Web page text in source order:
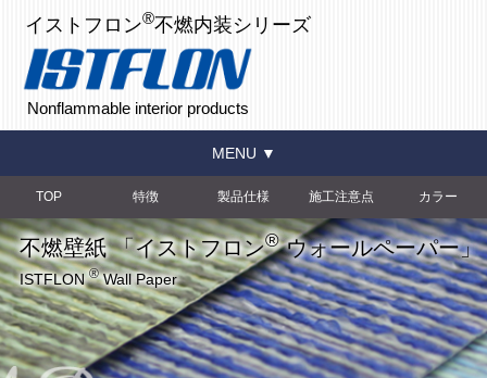
イストフロン®不燃内装シリーズ
Nonflammable interior products
MENU ▼
TOP 特徴 製品仕様 施工注意点 カラー
不燃壁紙 「イストフロン®ウォールペーパー」
ISTFLON®Wall Paper